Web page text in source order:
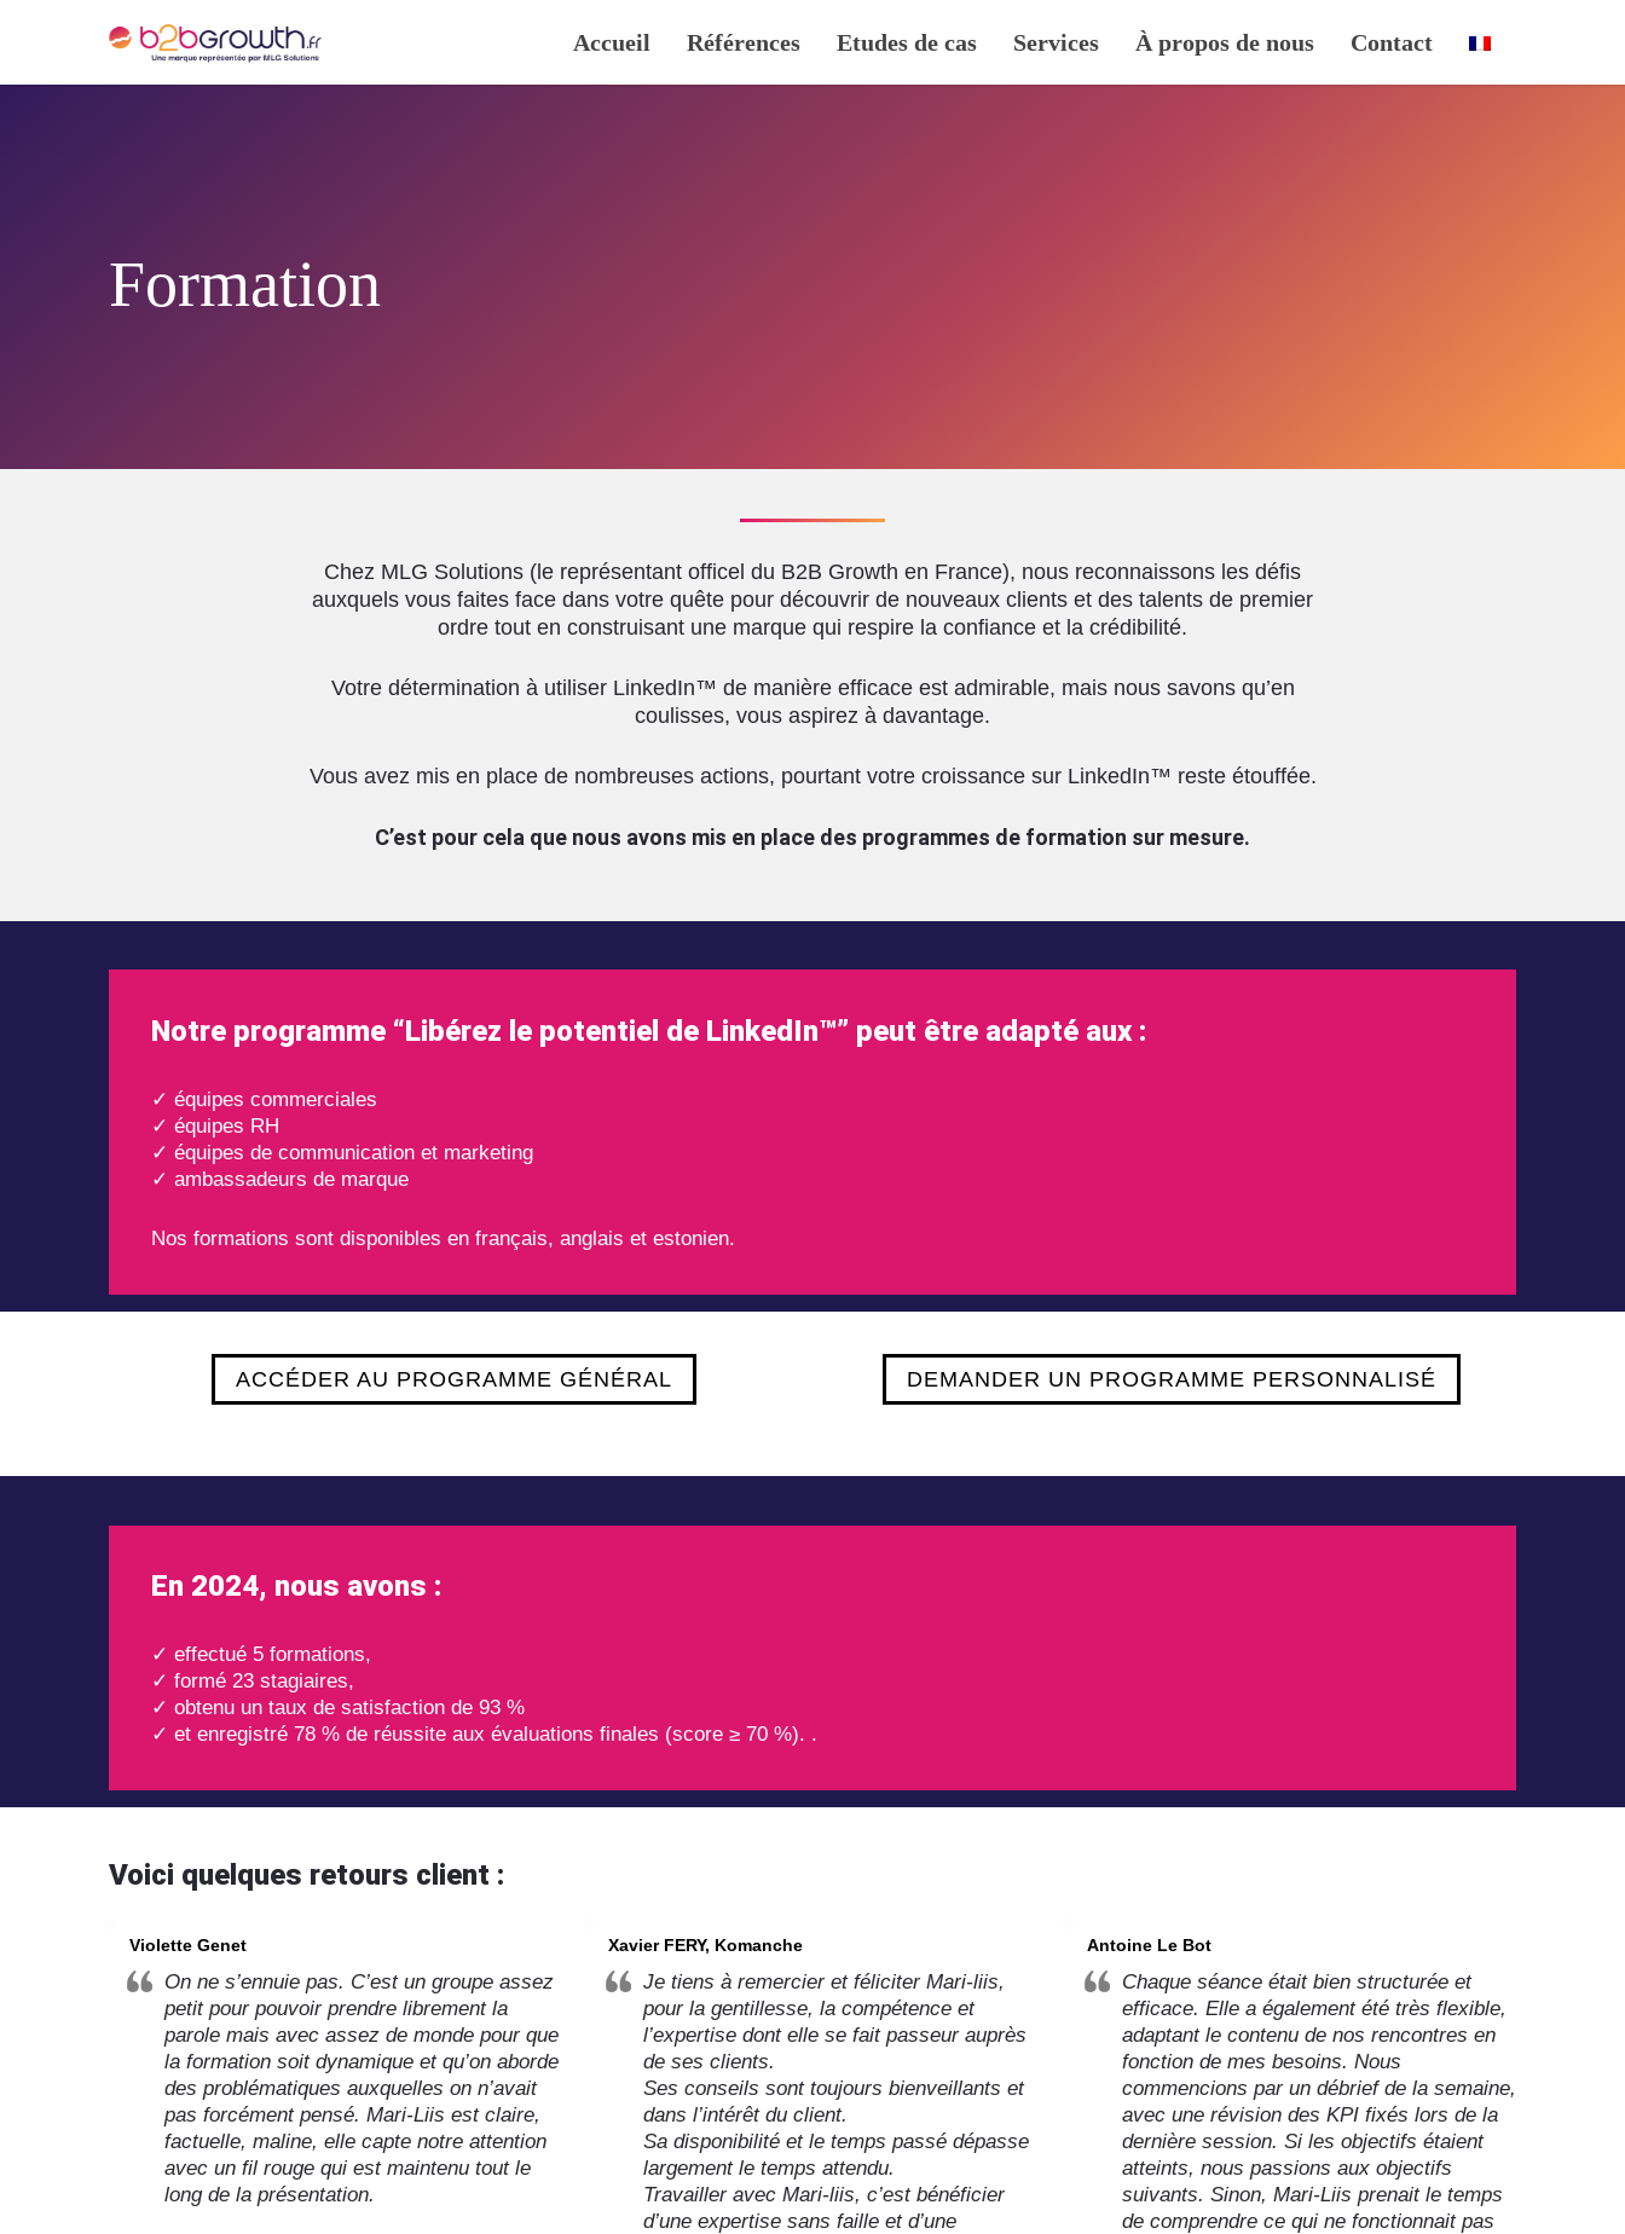
Accueil Références Etudes de cas Services À propos de nous Contact
Formation
Chez MLG Solutions (le représentant officel du B2B Growth en France), nous reconnaissons les défis
auxquels vous faites face dans votre quête pour découvrir de nouveaux clients et des talents de premier
ordre tout en construisant une marque qui respire la confiance et la crédibilité.
Votre détermination à utiliser LinkedIn™ de manière efficace est admirable, mais nous savons qu’en
coulisses, vous aspirez à davantage.
Vous avez mis en place de nombreuses actions, pourtant votre croissance sur LinkedIn™ reste étouffée.
C’est pour cela que nous avons mis en place des programmes de formation sur mesure.
Notre programme “Libérez le potentiel de LinkedIn™” peut être adapté aux :
✓ équipes commerciales
✓ équipes RH
✓ équipes de communication et marketing
✓ ambassadeurs de marque
Nos formations sont disponibles en français, anglais et estonien.
ACCÉDER AU PROGRAMME GÉNÉRAL DEMANDER UN PROGRAMME PERSONNALISÉ
En 2024, nous avons :
✓ effectué 5 formations,
✓ formé 23 stagiaires,
✓ obtenu un taux de satisfaction de 93 %
✓ et enregistré 78 % de réussite aux évaluations finales (score ≥ 70 %). .
Voici quelques retours client :
Violette Genet
On ne s’ennuie pas. C’est un groupe assez
petit pour pouvoir prendre librement la
parole mais avec assez de monde pour que
la formation soit dynamique et qu’on aborde
des problématiques auxquelles on n’avait
pas forcément pensé. Mari-Liis est claire,
factuelle, maline, elle capte notre attention
avec un fil rouge qui est maintenu tout le
long de la présentation.
Xavier FERY, Komanche
Je tiens à remercier et féliciter Mari-liis,
pour la gentillesse, la compétence et
l’expertise dont elle se fait passeur auprès
de ses clients.
Ses conseils sont toujours bienveillants et
dans l’intérêt du client.
Sa disponibilité et le temps passé dépasse
largement le temps attendu.
Travailler avec Mari-liis, c’est bénéficier
d’une expertise sans faille et d’une
Antoine Le Bot
Chaque séance était bien structurée et
efficace. Elle a également été très flexible,
adaptant le contenu de nos rencontres en
fonction de mes besoins. Nous
commencions par un débrief de la semaine,
avec une révision des KPI fixés lors de la
dernière session. Si les objectifs étaient
atteints, nous passions aux objectifs
suivants. Sinon, Mari-Liis prenait le temps
de comprendre ce qui ne fonctionnait pas